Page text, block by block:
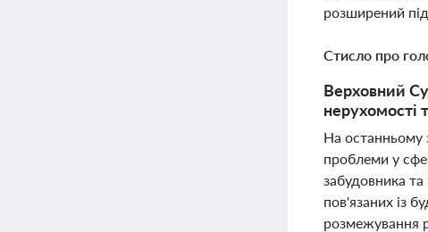
розширений
Стисло про
Верховний
нерухомості
На останньому
проблеми у
забудовника
пов'язаних із
розмежування